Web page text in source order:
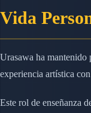
Vida
Urasawa ha
experiencia artística
Este rol de enseñanza